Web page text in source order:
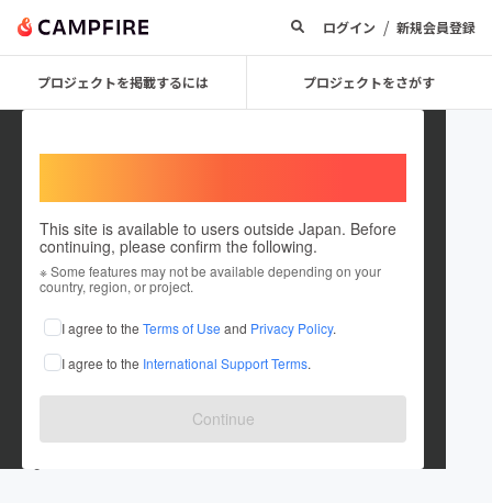
ログイン / 新規会員登録
プロジェクトを掲載するには プロジェクトをさがす
This site is available to users outside Japan. Before
continuing, please confirm the following.
※ Some features may not be available depending on your
country, region, or project.
I agree to the Terms of Use and Privacy Policy.
I agree to the International Support Terms.
Continue
kirayoru
これまでに1件のプロジェクトを投稿しています
在住国：日本 現在地：未設定
出身国：日本 出身地：未設定